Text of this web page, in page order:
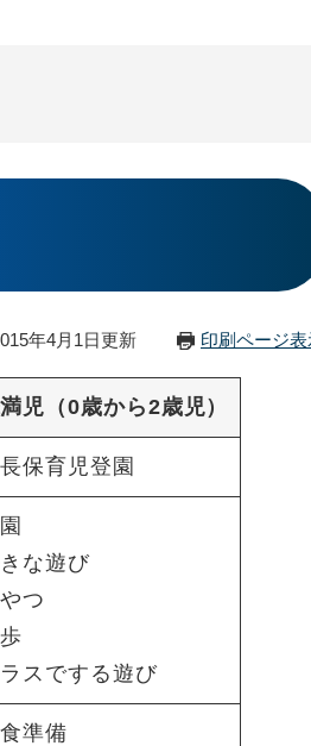
年4月1日更新 印刷ページ表
児（0歳から2歳児）
保育児登園
な遊び
つ
スでする遊び
準備